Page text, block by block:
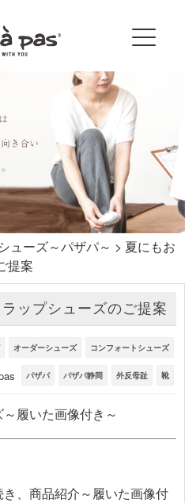
シューズ～パザパ～ > 夏にもお
提案
ップシューズのご提案
オーダーシューズ コンフォートシューズ
パザパ パザパ静岡 外反母趾 靴
履いた画像付き～
き、商品紹介～履いた画像付